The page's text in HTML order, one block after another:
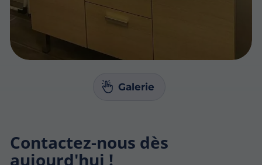
Galerie
Contactez-nous dès
aujourd'hui !